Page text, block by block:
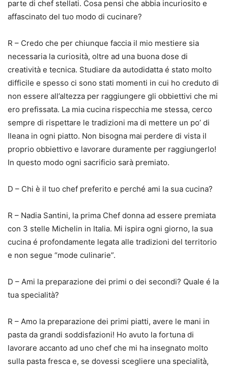
parte di chef stellati. Cosa pensi che abbia incuriosito e
affascinato del tuo modo di cucinare?
R – Credo che per chiunque faccia il mio mestiere sia
necessaria la curiosità, oltre ad una buona dose di
creatività e tecnica. Studiare da autodidatta é stato molto
difficile e spesso ci sono stati momenti in cui ho creduto di
non essere all’altezza per raggiungere gli obbiettivi che mi
ero prefissata. La mia cucina rispecchia me stessa, cerco
sempre di rispettare le tradizioni ma di mettere un po’ di
Ileana in ogni piatto. Non bisogna mai perdere di vista il
proprio obbiettivo e lavorare duramente per raggiungerlo!
In questo modo ogni sacrificio sarà premiato.
D – Chi è il tuo chef preferito e perché ami la sua cucina?
R – Nadia Santini, la prima Chef donna ad essere premiata
con 3 stelle Michelin in Italia. Mi ispira ogni giorno, la sua
cucina é profondamente legata alle tradizioni del territorio
e non segue “mode culinarie”.
D – Ami la preparazione dei primi o dei secondi? Quale é la
tua specialità?
R – Amo la preparazione dei primi piatti, avere le mani in
pasta da grandi soddisfazioni! Ho avuto la fortuna di
lavorare accanto ad uno chef che mi ha insegnato molto
sulla pasta fresca e, se dovessi scegliere una specialità,